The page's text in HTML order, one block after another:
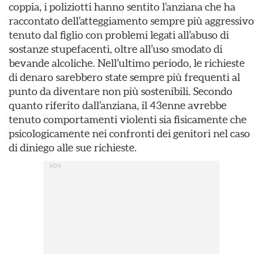
coppia, i poliziotti hanno sentito l’anziana che ha
raccontato dell’atteggiamento sempre più aggressivo
tenuto dal figlio con problemi legati all’abuso di
sostanze stupefacenti, oltre all’uso smodato di
bevande alcoliche. Nell’ultimo periodo, le richieste
di denaro sarebbero state sempre più frequenti al
punto da diventare non più sostenibili. Secondo
quanto riferito dall’anziana, il 43enne avrebbe
tenuto comportamenti violenti sia fisicamente che
psicologicamente nei confronti dei genitori nel caso
di diniego alle sue richieste.